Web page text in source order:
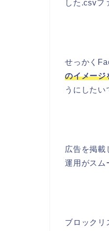
した.csvフ
せっかく
のイメージ
うにしたい
広告を掲載
運用がスム
ブロックリ